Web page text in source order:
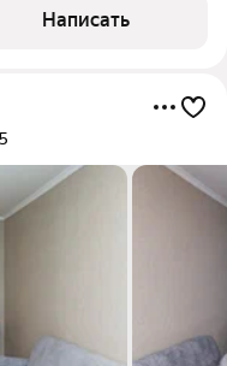
вся мебель и бытовая
Написать